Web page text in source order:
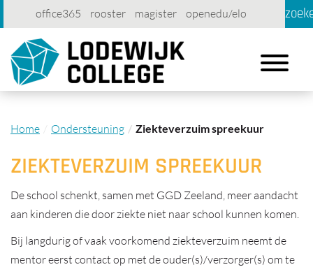
office365 rooster magister
openedu/elo
account
contact printen
Toggle
Home Ondersteuning Ziekteverzuim spreekuur
ZIEKTEVERZUIM SPREEKUUR
De school schenkt, samen met GGD Zeeland, meer aandacht
aan kinderen die door ziekte niet naar school kunnen komen.
Bij langdurig of vaak voorkomend ziekteverzuim neemt de
mentor eerst contact op met de ouder(s)/verzorger(s) om te